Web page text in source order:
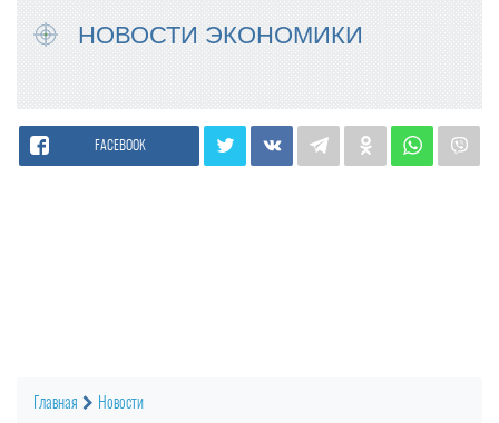
НОВОСТИ ЭКОНОМИКИ
FACEBOOK
Главная Новости